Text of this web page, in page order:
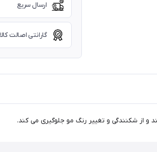
ارسال سریع
گارانتی اصالت کالا